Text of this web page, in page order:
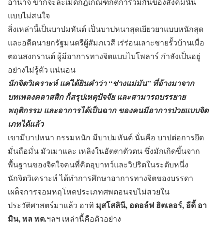
แบบไม่สนใจ
สิ่งเหล่านี้เป็นบาปมหันต์ เป็นบาปหนาสุดเยียวยาแบบหนักสุด
และอดีตนายกรัฐมนตรีผู้สัมภเวสี เร่ร่อนเลาะชายรั้วบ้านเมื่อ
ตอนสงกรานต์ ผู้มีอาการทางจิตแบบไบโพลาร์ กำลังเป็นอยู่
อย่างไม่รู้ตัว แน่นอน
นักจิตวิเคราะห์ แค่ได้ยินคำว่า “ช่างแม่มัน” ที่อ้างมาจาก
บทเพลงคลาสสิก ก็สรุปเหตุปัจจัย และสามารถบรรยาย
พฤติกรรม และอาการได้เป็นฉาก ของคนมีอาการป่วยแบบจิต
เภทได้แล้ว
เขามีบาปหนา กรรมหนัก มีบาปมหันต์ นั่นคือ บาปต่อการยึด
มั่นถือมั่น มัวเมาและ เหลิงในอัตตาตัวตน ซึ่งมักเกิดขึ้นจาก
พื้นฐานของจิตใจคนที่คิดอุบาทว์และวิปริตในระดับหนึ่ง
นักจิตวิเคราะห์ ได้ทำการศึกษาอาการทางจิตของบรรดา
เผด็จการจอมหฤโหดประเภทศพตอนจบไม่สวยใน
ประวัติศาสตร์มาแล้ว อาทิ มุสโสลินี, อดอล์ฟ ฮิตเลอร์, อีดี้ อา
มิน, พล พต.ฯลฯ เหล่านี้คือตัวอย่าง